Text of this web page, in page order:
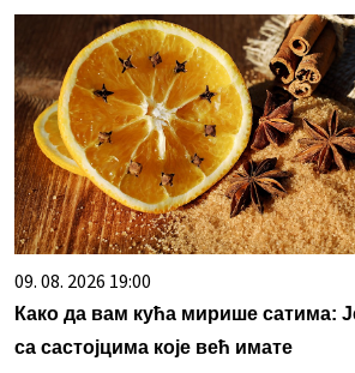
09. 08. 2026 19:00
Како да вам кућа мирише сатима:
са састојцима које већ имате